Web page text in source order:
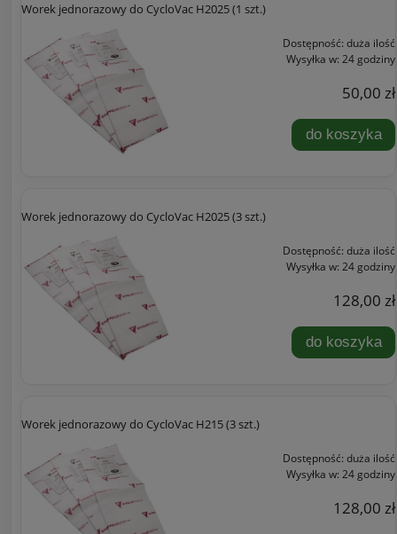
Worek jednorazowy do CycloVac H2025 (1 szt.)
Dostępność: duża ilość
Wysyłka w: 24 godziny
50,00 zł
do koszyka
Worek jednorazowy do CycloVac H2025 (3 szt.)
Dostępność: duża ilość
Wysyłka w: 24 godziny
128,00 zł
do koszyka
Worek jednorazowy do CycloVac H215 (3 szt.)
Dostępność: duża ilość
Wysyłka w: 24 godziny
128,00 zł